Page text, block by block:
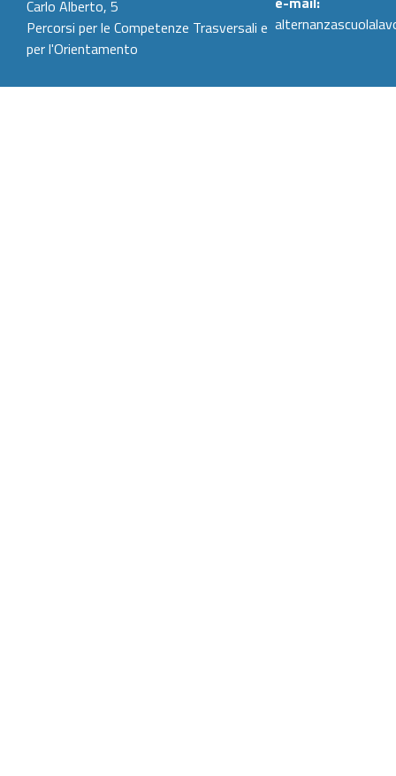
Carlo Alberto, 5
Percorsi per le Competenze Trasversali e
per l'Orientamento